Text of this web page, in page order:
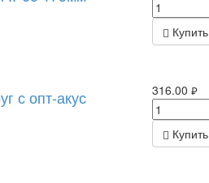
Купить
с опт-акус 316.00 руб.
Купить